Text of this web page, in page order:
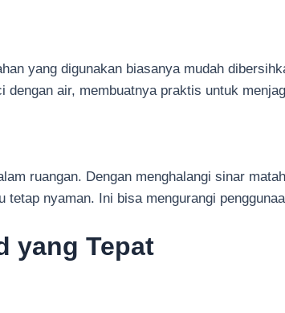
yang digunakan biasanya mudah
air, membuatnya praktis untuk
ruangan. Dengan menghalangi sinar
nyaman. Ini bisa mengurangi
yang Tepat